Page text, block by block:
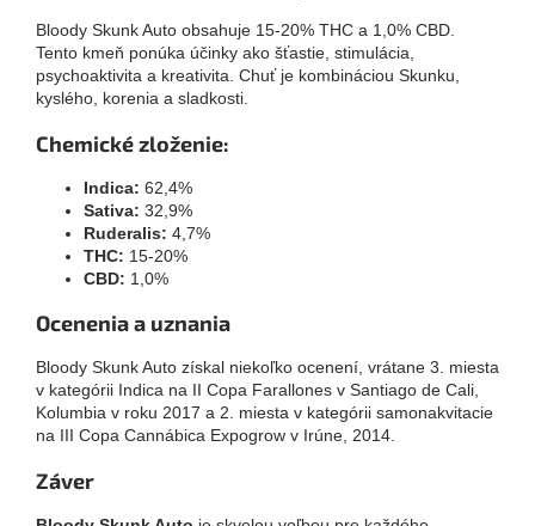
Bloody Skunk Auto obsahuje 15-20% THC a 1,0% CBD.
Tento kmeň ponúka účinky ako šťastie, stimulácia,
psychoaktivita a kreativita. Chuť je kombináciou Skunku,
kyslého, korenia a sladkosti.
Chemické zloženie:
Indica: 62,4%
Sativa: 32,9%
Ruderalis: 4,7%
THC: 15-20%
CBD: 1,0%
Ocenenia a uznania
Bloody Skunk Auto získal niekoľko ocenení, vrátane 3. miesta
v kategórii Indica na II Copa Farallones v Santiago de Cali,
Kolumbia v roku 2017 a 2. miesta v kategórii samonakvitacie
na III Copa Cannábica Expogrow v Irúne, 2014.
Záver